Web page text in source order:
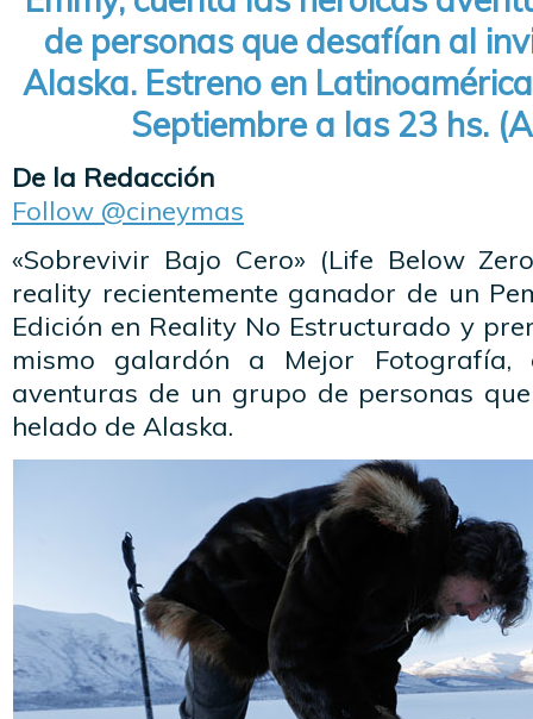
de personas que desafían al
Alaska. Estreno en
Septiembre a las 23 hs.
De la Redacción
Follow @cineymas
«Sobrevivir Bajo Cero» (Life Below
reality recientemente ganador de un
Edición en Reality No Estructurado y
mismo galardón a Mejor Fotografía,
aventuras de un grupo de personas
helado de Alaska.